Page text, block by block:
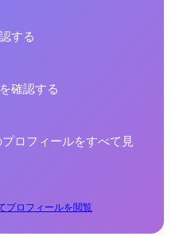
する
確認する
ロフィールをすべて見
プロフィールを閲覧